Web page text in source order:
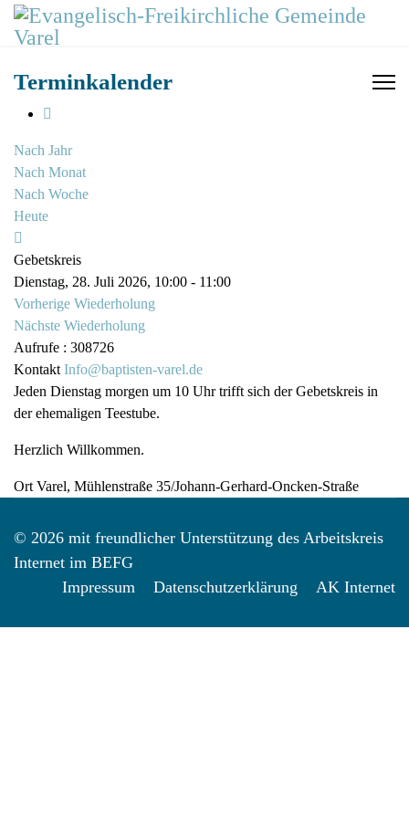
Terminkalender
Nach Jahr
Nach Monat
Nach Woche
Heute
Gebetskreis
Dienstag, 28. Juli 2026, 10:00 - 11:00
Vorherige Wiederholung
Nächste Wiederholung
Aufrufe : 308726
Kontakt Info@baptisten-varel.de
Jeden Dienstag morgen um 10 Uhr trifft sich der Gebetskreis in
der ehemaligen Teestube.
Herzlich Willkommen.
Ort Varel, Mühlenstraße 35/Johann-Gerhard-Oncken-Straße
© 2026 mit freundlicher Unterstützung des Arbeitskreis
Internet im BEFG
Impressum
Datenschutzerklärung AK Internet